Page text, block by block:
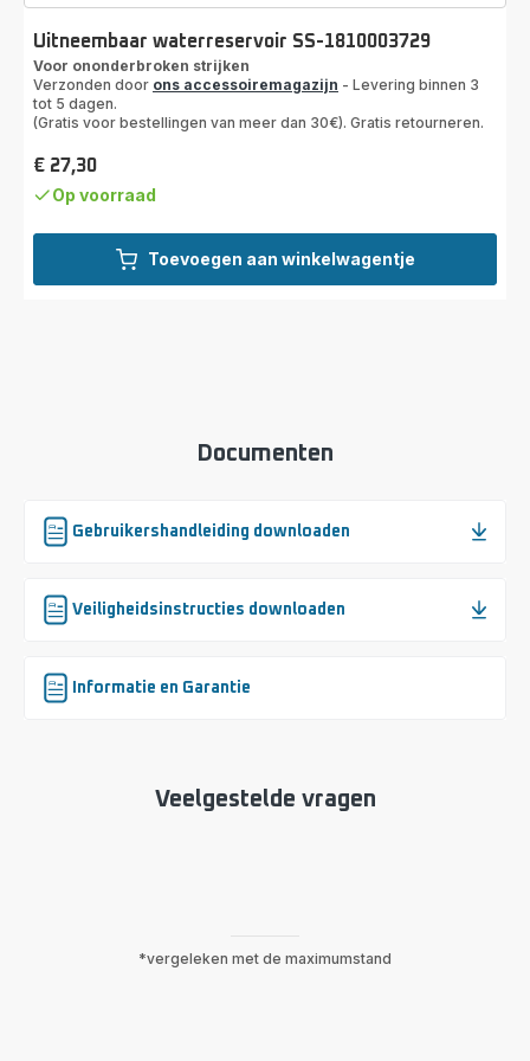
Toevoegen aan winkelwagentje
Uitneembaar waterreservoir SS-1810003729
Voor ononderbroken strijken
Verzonden door ons accessoiremagazijn - Levering binnen 3
tot 5 dagen.
(Gratis voor bestellingen van meer dan 30€). Gratis retourneren.
Prijs
€ 27,30
Op voorraad
Documenten
Gebruikershandleiding downloaden
Veiligheidsinstructies downloaden
Informatie en Garantie
Veelgestelde vragen
*vergeleken met de maximumstand